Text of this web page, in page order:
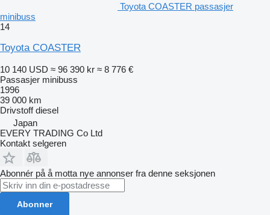
Toyota COASTER passasjer
minibuss
14
Toyota COASTER
10 140 USD ≈ 96 390 kr ≈ 8 776 €
Passasjer minibuss
1996
39 000 km
Drivstoff diesel
Japan
EVERY TRADING Co Ltd
Kontakt selgeren
Abonnér på å motta nye annonser fra denne seksjonen
Abonner